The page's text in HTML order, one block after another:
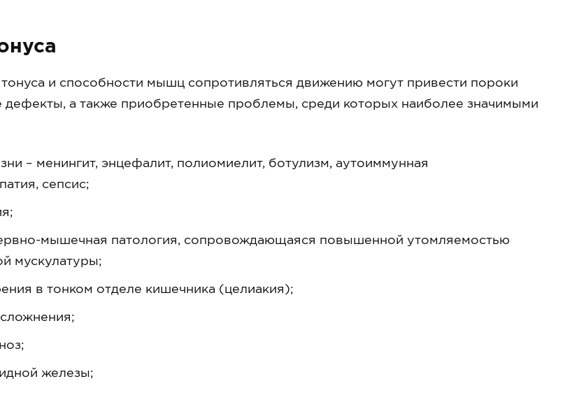
и способности мышц сопротивляться движению могут привести пороки
дефекты, а также приобретенные проблемы, среди которых наиболее значимыми
– менингит, энцефалит, полиомиелит, ботулизм, аутоиммунная
сепсис;
мышечная патология, сопровождающаяся повышенной утомляемостью
мускулатуры;
в тонком отделе кишечника (целиакия);
железы;